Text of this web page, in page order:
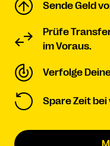
Sende Geld
Prüfe
im Voraus.
Verfolge
Spare Zeit